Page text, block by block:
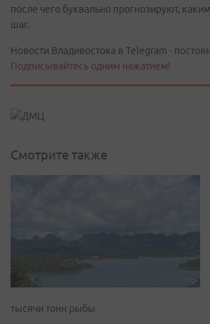
после чего буквально прогнозируют,
шаг.
Новости Владивостока в Telegram -
Подписывайтесь одним нажатием!
Смотрите также
тысячи тонн рыбы